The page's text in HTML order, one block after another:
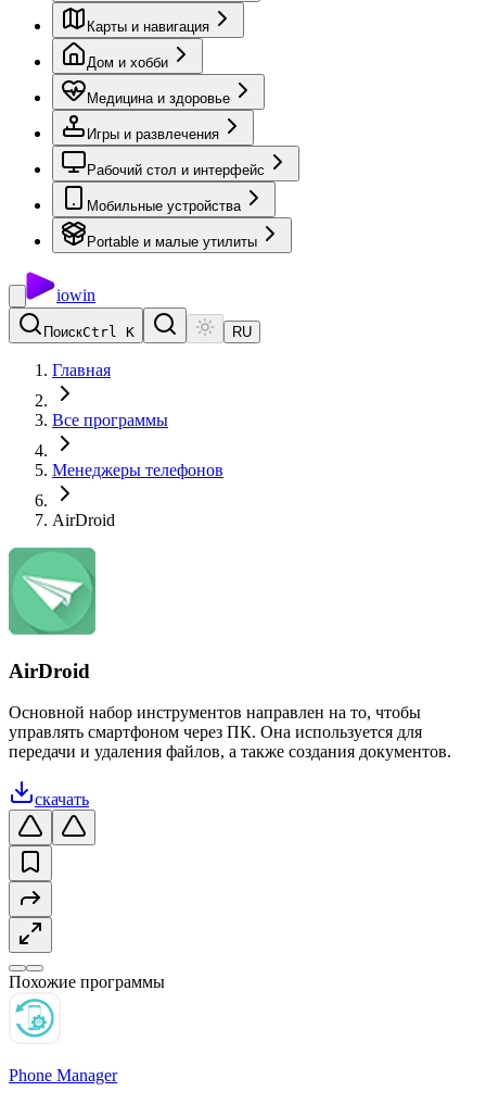
Карты и навигация
Дом и хобби
Медицина и здоровье
Игры и развлечения
Рабочий стол и интерфейс
Мобильные устройства
Portable и малые утилиты
iowin
ПоискCtrl K RU
Главная
Все программы
Менеджеры телефонов
AirDroid
AirDroid
Основной набор инструментов направлен на то, чтобы
управлять смартфоном через ПК. Она используется для
передачи и удаления файлов, а также создания документов.
скачать
Похожие программы
Phone Manager